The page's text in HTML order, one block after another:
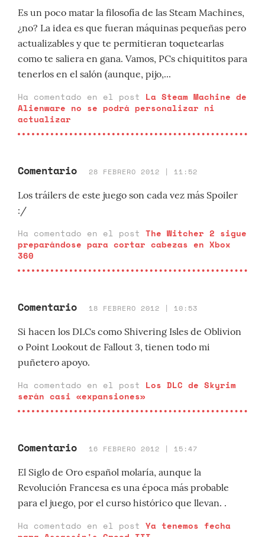
Es un poco matar la filosofía de las Steam Machines,
¿no? La idea es que fueran máquinas pequeñas pero
actualizables y que te permitieran toquetearlas
como te saliera en gana. Vamos, PCs chiquititos para
tenerlos en el salón (aunque, pijo,...
Ha comentado en el post La Steam Machine de
Alienware no se podrá personalizar ni
actualizar
Comentario 28 FEBRERO 2012 | 11:52
Los tráilers de este juego son cada vez más Spoiler
:/
Ha comentado en el post The Witcher 2 sigue
preparándose para cortar cabezas en Xbox
360
Comentario 18 FEBRERO 2012 | 10:53
Si hacen los DLCs como Shivering Isles de Oblivion
o Point Lookout de Fallout 3, tienen todo mi
puñetero apoyo.
Ha comentado en el post Los DLC de Skyrim
serán casi «expansiones»
Comentario 16 FEBRERO 2012 | 15:47
El Siglo de Oro español molaría, aunque la
Revolución Francesa es una época más probable
para el juego, por el curso histórico que llevan. .
Ha comentado en el post Ya tenemos fecha